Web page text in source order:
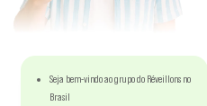
Seja bem-vindo ao grupo do Réveillons no
Brasil